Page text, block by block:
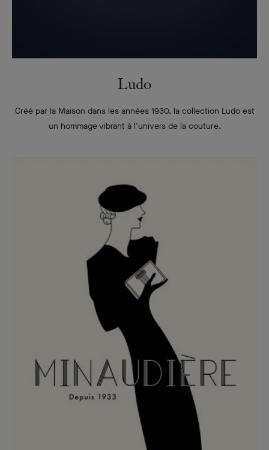
Ludo
Créé par la Maison dans les années 1930, la collection Ludo est
un hommage vibrant à l'univers de la couture.